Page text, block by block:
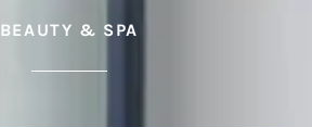
BEAUTY & SPA